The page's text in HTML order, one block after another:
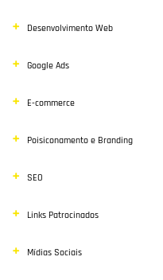
Desenvolvimento Web
Google Ads
E-commerce
Poisiconamento e Branding
SEO
Links Patrocinados
Mídias Sociais